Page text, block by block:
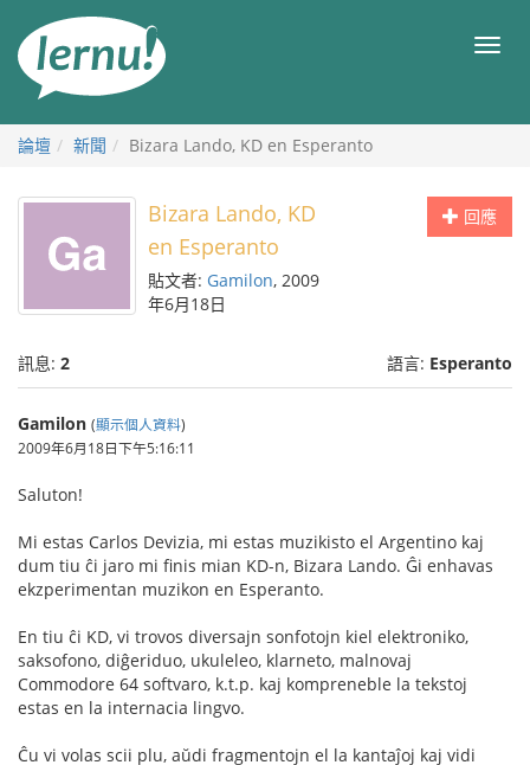
目
論壇 新聞 Bizara Lando, KD en Esperanto
回應
Bizara Lando, KD
en Esperanto
貼文者: Gamilon, 2009
年6月18日
訊息: 2 語言: Esperanto
Gamilon (顯示個人資料)
2009年6月18日下午5:16:11
Saluton!
Mi estas Carlos Devizia, mi estas muzikisto el Argentino kaj
dum tiu ĉi jaro mi finis mian KD-n, Bizara Lando. Ĝi enhavas
ekzperimentan muzikon en Esperanto.
En tiu ĉi KD, vi trovos diversajn sonfotojn kiel elektroniko,
saksofono, diĝeriduo, ukuleleo, klarneto, malnovaj
Commodore 64 softvaro, k.t.p. kaj kompreneble la tekstoj
estas en la internacia lingvo.
Ĉu vi volas scii plu, aŭdi fragmentojn el la kantaĵoj kaj vidi